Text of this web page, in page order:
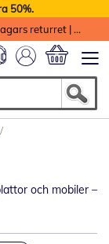
50%.
returret |
och mobiler –